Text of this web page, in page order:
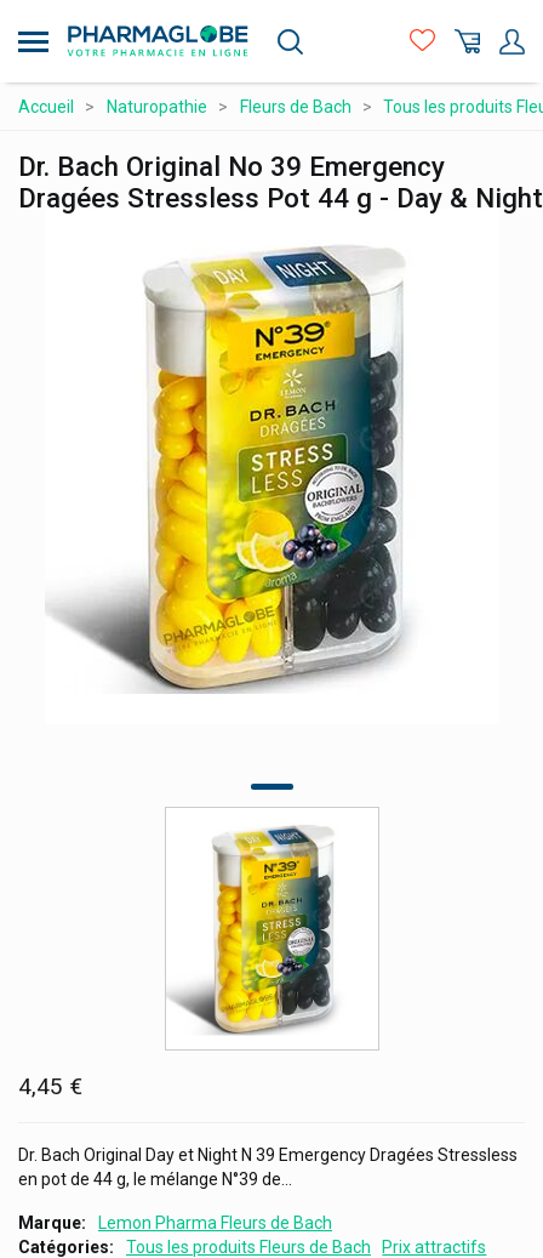
au
principal
Compléments alimentaires
Maman et bébé
Médicaments et santé
Orthopédie et contention
Vitamines et alimentation
Accueil Naturopathie Fleurs de Bach Tous les produits
Dr. Bach Original No 39 Emergency
Dragées Stressless Pot 44 g - Day & Night
4,45 €
Dr. Bach Original Day et Night N 39 Emergency Dragées Stressless
en pot de 44 g, le mélange N°39 de...
Marque
Lemon Pharma Fleurs de Bach
Catégories
Tous les produits Fleurs de Bach Prix attractifs